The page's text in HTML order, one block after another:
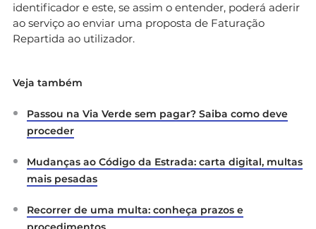
identificador e este, se assim o entender, poderá aderir
ao serviço ao enviar uma proposta de Faturação
Repartida ao utilizador.
Veja também
Passou na Via Verde sem pagar? Saiba como deve
proceder
Mudanças ao Código da Estrada: carta digital, multas
mais pesadas
Recorrer de uma multa: conheça prazos e